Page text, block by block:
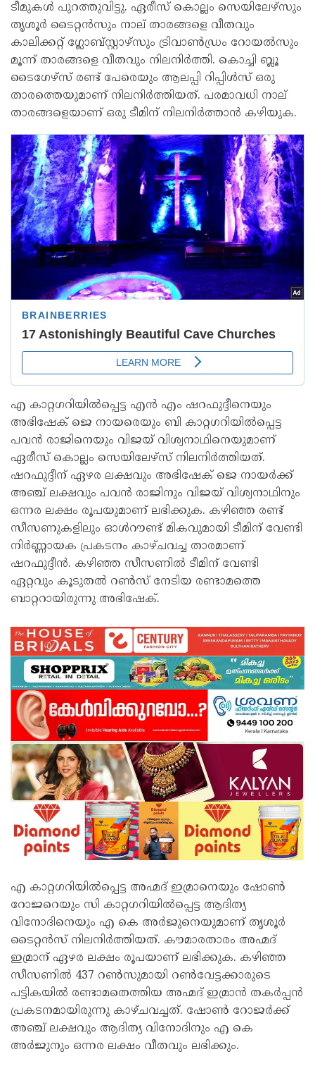
ടീമുകൾ പുറത്തുവിട്ടു. ഏരീസ് കൊല്ലം സെയിലേഴ്സും
തൃശൂർ ടൈറ്റൻസും നാല് താരങ്ങളെ വീതവും
കാലിക്കറ്റ് ഗ്ലോബ്സ്റ്റാഴ്സും ട്രിവാൺഡ്രം റോയൽസും
മൂന്ന് താരങ്ങളെ വീതവും നിലനിർത്തി. കൊച്ചി ബ്ലൂ
ടൈഗേഴ്സ് രണ്ട് പേരെയും ആലപ്പി റിപ്പിൾസ് ഒരു
താരത്തെയുമാണ് നിലനിർത്തിയത്. പരമാവധി നാല്
താരങ്ങളെയാണ് ഒരു ടീമിന് നിലനിർത്താൻ കഴിയുക.
എ കാറ്റഗറിയിൽപ്പെട്ട എൻ എം ഷറഫുദ്ദീനെയും
അഭിഷേക് ജെ നായരെയും ബി കാറ്റഗറിയിൽപ്പെട്ട
പവൻ രാജിനെയും വിജയ് വിശ്വനാഥിനെയുമാണ്
ഏരീസ് കൊല്ലം സെയിലേഴ്സ് നിലനിർത്തിയത്.
ഷറഫുദ്ദീന് ഏഴര ലക്ഷവും അഭിഷേക് ജെ നായർക്ക്
അഞ്ച് ലക്ഷവും പവൻ രാജിനും വിജയ് വിശ്വനാഥിനും
ഒന്നര ലക്ഷം രൂപയുമാണ് ലഭിക്കുക. കഴിഞ്ഞ രണ്ട്
സീസണുകളിലും ഓൾറൗണ്ട് മികവുമായി ടീമിന് വേണ്ടി
നിർണ്ണായക പ്രകടനം കാഴ്ചവച്ച താരമാണ്
ഷറഫുദ്ദീൻ. കഴിഞ്ഞ സീസണിൽ ടീമിന് വേണ്ടി
ഏറ്റവും കൂടുതൽ റൺസ് നേടിയ രണ്ടാമത്തെ
ബാറ്ററായിരുന്നു അഭിഷേക്.
എ കാറ്റഗറിയിൽപ്പെട്ട അഹ്മദ് ഇമ്രാനെയും ഷോൺ
റോജറെയും സി കാറ്റഗറിയിൽപ്പെട്ട ആദിത്യ
വിനോദിനെയും എ കെ അർജുനെയുമാണ് തൃശൂർ
ടൈറ്റൻസ് നിലനിർത്തിയത്. കൗമാരതാരം അഹ്മദ്
ഇമ്രാന് ഏഴര ലക്ഷം രൂപയാണ് ലഭിക്കുക. കഴിഞ്ഞ
സീസണിൽ 437 റൺസുമായി റൺവേട്ടക്കാരുടെ
പട്ടികയിൽ രണ്ടാമതെത്തിയ അഹ്മദ് ഇമ്രാൻ തകർപ്പൻ
പ്രകടനമായിരുന്നു കാഴ്ചവച്ചത്. ഷോൺ റോജർക്ക്
അഞ്ച് ലക്ഷവും ആദിത്യ വിനോദിനും എ കെ
അർജുനും ഒന്നര ലക്ഷം വീതവും ലഭിക്കും.